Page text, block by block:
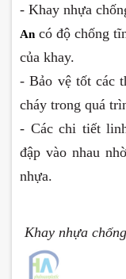
- Khay nhựa
An có độ chống
của khay.
- Bảo vệ tốt các
cháy trong quá
- Các chi tiết
đập vào nhau
nhựa.
Khay nhựa